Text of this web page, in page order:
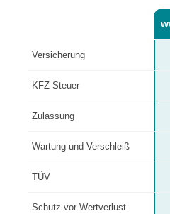
Versicherung
KFZ Steuer
Zulassung
Wartung und Verschleiß
TÜV
Schutz vor Wertverlust